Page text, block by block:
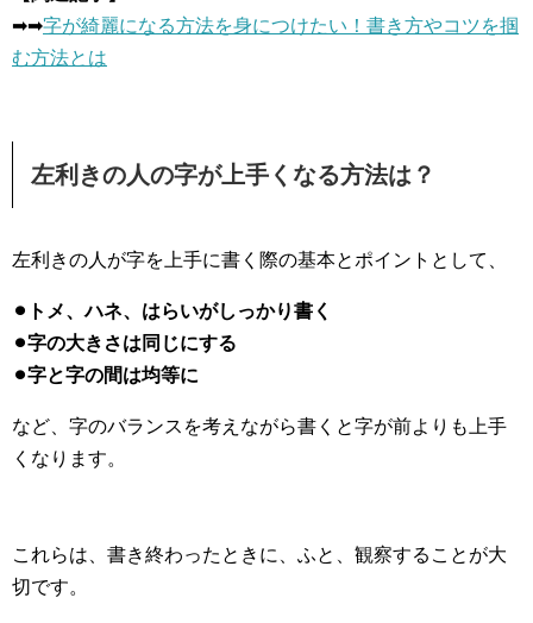
➡︎➡︎字が綺麗になる方法を身につけたい！書き方やコツを掴
む方法とは
左利きの人の字が上手くなる方法は？
左利きの人が字を上手に書く際の基本とポイントとして、
⚫︎トメ、ハネ、はらいがしっかり書く
⚫︎字の大きさは同じにする
⚫︎字と字の間は均等に
など、字のバランスを考えながら書くと字が前よりも上手
くなります。
これらは、書き終わったときに、ふと、観察することが大
切です。